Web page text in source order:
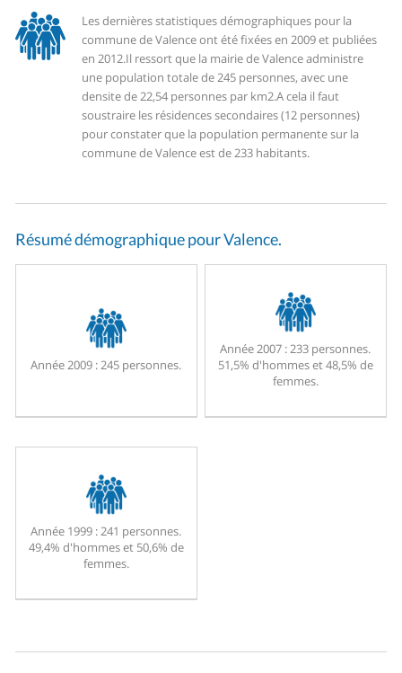
Les dernières statistiques démographiques pour la
commune de Valence ont été fixées en 2009 et publiées
en 2012.Il ressort que la mairie de Valence administre
une population totale de 245 personnes, avec une
densite de 22,54 personnes par km2.A cela il faut
soustraire les résidences secondaires (12 personnes)
pour constater que la population permanente sur la
commune de Valence est de 233 habitants.
Résumé démographique pour Valence.
Année 2009 :245 personnes.
Année 2007 :233 personnes.
51,5% d'hommes et 48,5% de
femmes.
Année 1999 :241 personnes.
49,4% d'hommes et 50,6% de
femmes.